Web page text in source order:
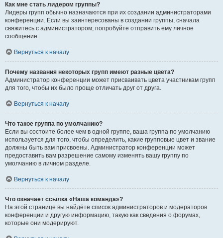
Как мне стать лидером группы?
Лидеры групп обычно назначаются при их создании администраторами
конференции. Если вы заинтересованы в создании группы, сначала
свяжитесь с администратором; попробуйте отправить ему личное
сообщение.
Вернуться к началу
Почему названия некоторых групп имеют разные цвета?
Администратор конференции может присваивать цвета участникам групп
для того, чтобы их было проще отличать друг от друга.
Вернуться к началу
Что такое группа по умолчанию?
Если вы состоите более чем в одной группе, ваша группа по умолчанию
используется для того, чтобы определить, какие групповые цвет и звание
должны быть вам присвоены. Администратор конференции может
предоставить вам разрешение самому изменять вашу группу по
умолчанию в личном разделе.
Вернуться к началу
Что означает ссылка «Наша команда»?
На этой странице вы найдёте список администраторов и модераторов
конференции и другую информацию, такую как сведения о форумах,
которые они модерируют.